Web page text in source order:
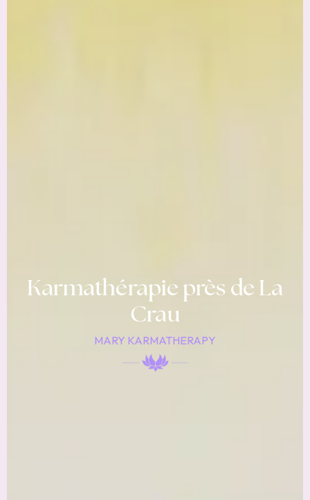
Karmathérapie près de La
Crau
MARY KARMATHERAPY